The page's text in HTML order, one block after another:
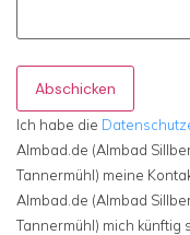
Abschicken
Ich habe die
Almbad.de (Almbad
Tannermühl) meine
Almbad.de (Almbad
Tannermühl) mich künftig